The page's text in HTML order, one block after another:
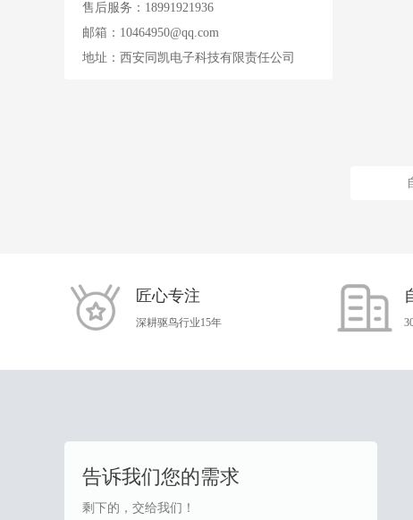
售后服务：18991921936
邮箱： 10464950@qq.com
地址：西安同凯电子科技有限责任公司
匠心专注
深耕驱鸟行业15年
告诉我们您的需求
剩下的，交给我们！